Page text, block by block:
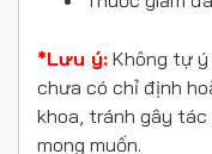
*Lưu ý: Không tự
chưa có chỉ định
khoa, tránh gây tác
mong muốn.